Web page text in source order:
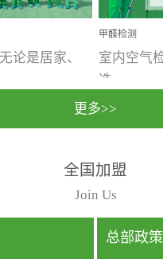
些都是汽...
论是居家、
间停留的室
体消毒的需
内人流携带
甲醛检测
室内空气
选...
行国家规
法，空气
测结果可
检测...
更多>>
全国加盟
Join Us
总部政策